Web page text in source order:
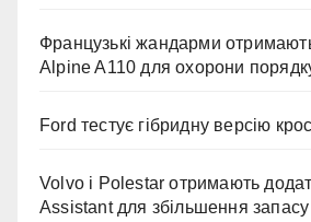
Французькі жандарми
Alpine A110 для охорони
Ford тестує гібридну версію
Volvo і Polestar отримають
Assistant для збільшення